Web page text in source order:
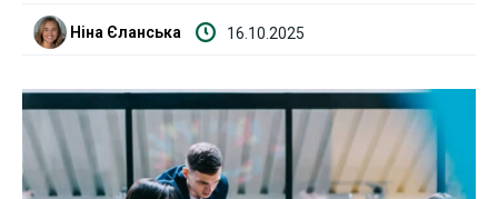
Криптовалюта
Робота і освіта
Ніна Єланська 16.10.2025